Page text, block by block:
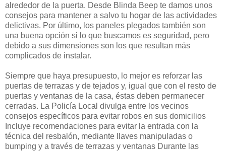
alrededor de la puerta. Desde Blinda Beep te damos unos
consejos para mantener a salvo tu hogar de las actividades
delictivas. Por último, los paneles plegados también son
una buena opción si lo que buscamos es seguridad, pero
debido a sus dimensiones son los que resultan más
complicados de instalar.
Siempre que haya presupuesto, lo mejor es reforzar las
puertas de terrazas y de tejados y, igual que con el resto de
puertas y ventanas de la casa, éstas deben permanecer
cerradas. La Policía Local divulga entre los vecinos
consejos específicos para evitar robos en sus domicilios
Incluye recomendaciones para evitar la entrada con la
técnica del resbalón, mediante llaves manipuladas o
bumping y a través de terrazas y ventanas Durante las